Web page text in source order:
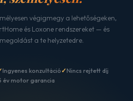
végigmegy a lehetőségeken,
és Loxone rendszereket — és
a te helyzetedre.
Ingyenes konzultáció
Nincs rejtett díj
év motor garancia